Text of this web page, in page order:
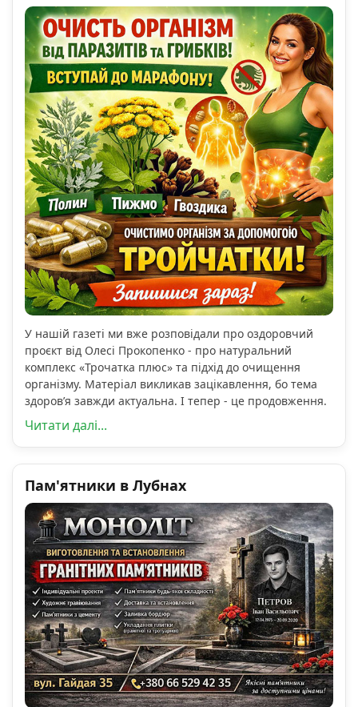
У нашій газеті ми вже розповідали про оздоровчий
проєкт від Олесі Прокопенко - про натуральний
комплекс «Трочатка плюс» та підхід до очищення
організму. Матеріал викликав зацікавлення, бо тема
здоров’я завжди актуальна. І тепер - це продовження.
Читати далі...
Пам'ятники в Лубнах